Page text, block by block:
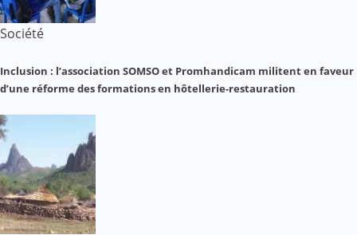
Société
Inclusion : l’association SOMSO et Promhandicam militent en faveur
d’une réforme des formations en hôtellerie-restauration